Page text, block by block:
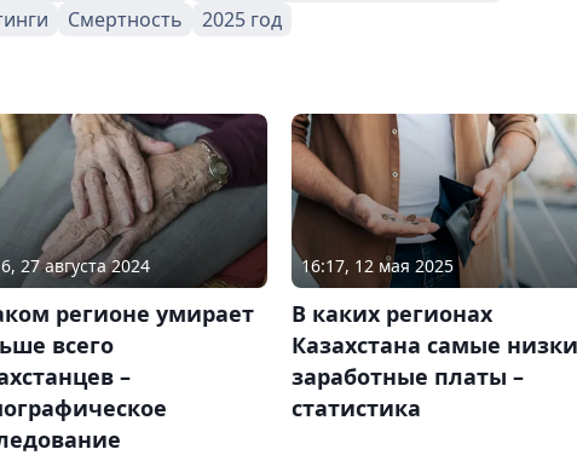
Смертность 2025 год
27 августа 2024
регионе умирает
всего
–
16:17, 12 мая 2025
В каких регионах
Казахстана самые
заработные платы –
статистика